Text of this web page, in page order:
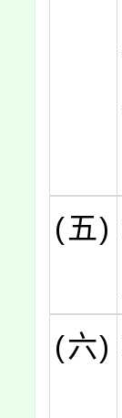
(五)
(六)